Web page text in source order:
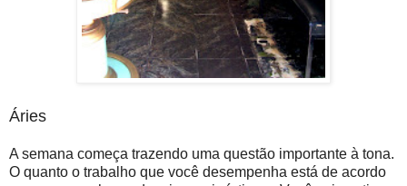
Áries
A semana começa trazendo uma questão importante à tona.
O quanto o trabalho que você desempenha está de acordo